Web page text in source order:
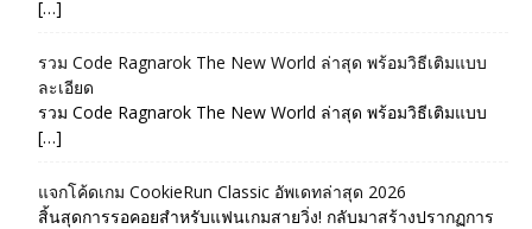
[…]
รวม Code Ragnarok The New World ล่าสุด พร้อมวิธีเติมแบบ
ละเอียด
รวม Code Ragnarok The New World ล่าสุด พร้อมวิธีเติมแบบ
[…]
แจกโค้ดเกม CookieRun Classic อัพเดทล่าสุด 2026
สิ้นสุดการรอคอยสำหรับแฟนเกมสายวิ่ง! กลับมาสร้างปรากฏการ